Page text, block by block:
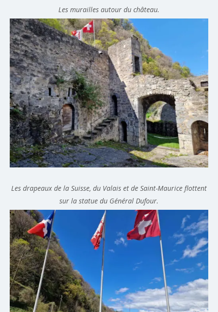
Les murailles autour du château.
Les drapeaux de la Suisse, du Valais et de Saint-Maurice flottent
sur la statue du Général Dufour.